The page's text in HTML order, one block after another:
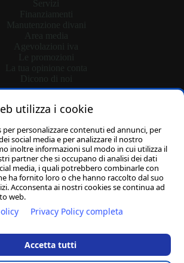
utilizza i cookie
per personalizzare contenuti ed annunci, per
social media e per analizzare il nostro
inoltre informazioni sul modo in cui utilizza il
partner che si occupano di analisi dei dati
media, i quali potrebbero combinarle con
ha fornito loro o che hanno raccolto dal suo
Acconsenta ai nostri cookies se continua ad
web.
Privacy Policy completa
Accetta tutti
Login
Password dimenticata?
Carrello
-Via Porta di Ferro SNC
-Capitale Sociale: 10.000,00€ I.V.
-PEC: dmarredasrl@pec.it